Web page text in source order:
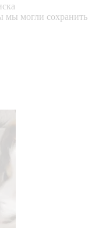
мы могли сохранить